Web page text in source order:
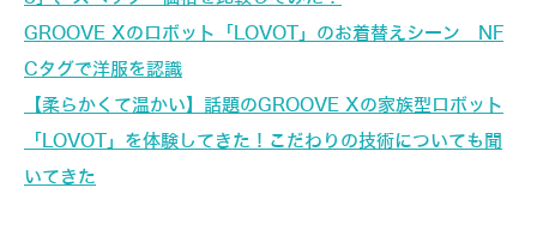
GROOVE Xのロボット「LOVOT」のお着替えシーン NF
Cタグで洋服を認識
【柔らかくて温かい】話題のGROOVE Xの家族型ロボット
「LOVOT」を体験してきた！こだわりの技術についても聞
いてきた